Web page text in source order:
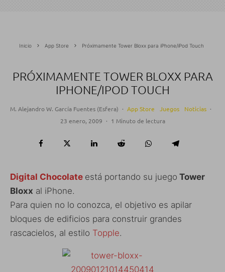
Inicio App Store Próximamente Tower Bloxx para iPhone/iPod Touch
PRÓXIMAMENTE TOWER BLOXX PARA
IPHONE/IPOD TOUCH
M. Alejandro W. García Fuentes (Esfera) · App Store Juegos Noticias ·
23 enero, 2009 · 1 Minuto de lectura
Digital Chocolate está portando su juego Tower
Bloxx al iPhone.
Para quien no lo conozca, el objetivo es apilar
bloques de edificios para construir grandes
rascacielos, al estilo Topple.